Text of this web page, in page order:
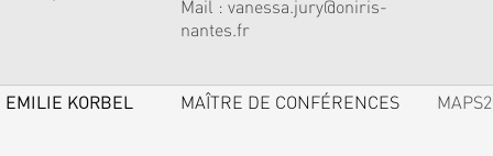
Mail : vanessa.jury@oniris-
nantes.fr
EMILIE KORBEL MAÎTRE DE CONFÉRENCES MAPS2